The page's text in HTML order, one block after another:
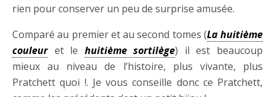
rien pour conserver un peu de surprise amusée.
Comparé au premier et au second tomes (La huitième
couleuret le huitième sortilège) il est beaucoup
mieux au niveau de l’histoire, plus vivante, plus
Pratchett quoi !. Je vous conseille donc ce Pratchett,